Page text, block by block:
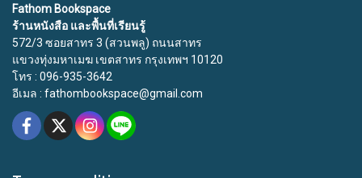
Fathom Bookspace
ร้านหนังสือ และพื้นที่เรียนรู้
572/3 ซอยสาทร 3 (สวนพลู) ถนนสาทร
แขวงทุ่งมหาเมฆ เขตสาทร กรุงเทพฯ 10120
โทร : 096-935-3642
อีเมล : fathombookspace@gmail.com